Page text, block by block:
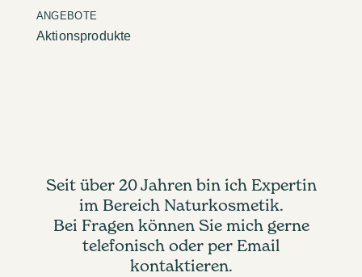
ANGEBOTE
Aktionsprodukte
Seit über 20 Jahren bin ich Expertin
im Bereich Naturkosmetik.
Bei Fragen können Sie mich gerne
telefonisch oder per Email
kontaktieren.